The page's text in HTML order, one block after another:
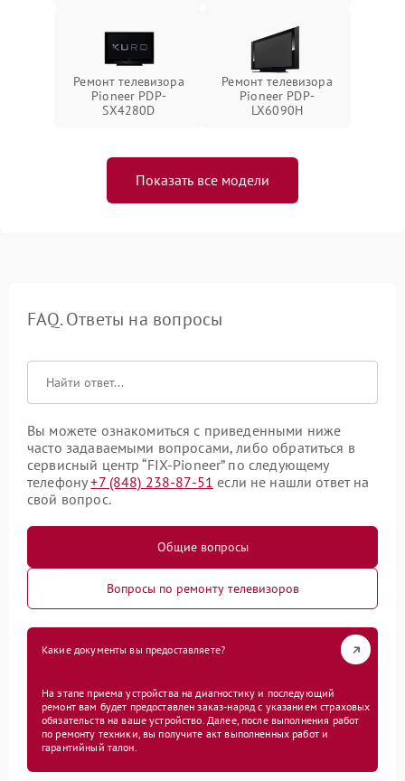
Ремонт телевизора
Pioneer PDP-
SX4280D
Ремонт телевизора
Pioneer PDP-
LX6090H
Показать все модели
FAQ. Ответы на вопросы
Вы можете ознакомиться с приведенными ниже
часто задаваемыми вопросами, либо обратиться в
сервисный центр “FIX-Pioneer” по следующему
телефону+7 (848) 238-87-51 если не нашли ответ на
свой вопрос.
Общие вопросы
Вопросы по ремонту телевизоров
Какие документы вы предоставляете?
На этапе приема устройства на диагностику и последующий
ремонт вам будет предоставлен заказ-наряд с указанием страховых
обязательств на ваше устройство. Далее, после выполнения работ
по ремонту техники, вы получите акт выполненных работ и
гарантийный талон.